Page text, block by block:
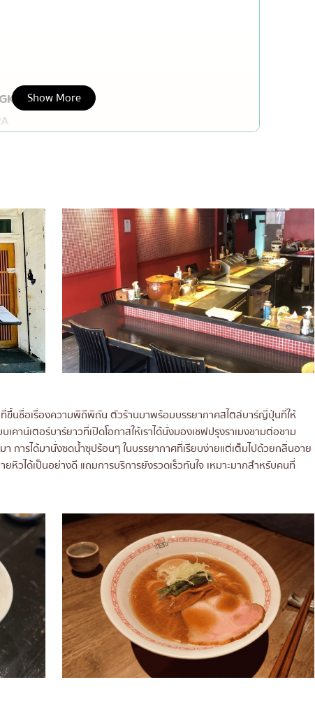
หารญี่ปุ่นสไตล์โฮมคุกกิ้ง
รส่งอาหารญี่ปุ่น
Show More
นชื่อเรื่องความพิถีพิถัน ตัวร้านมาพร้อมบรรยากาศสไตล์บาร์ญี่ปุ่นที่ให้
คาน์เตอร์บาร์ยาวที่เปิดโอกาสให้เราได้นั่งมองเชฟปรุงราเมงชามต่อชาม
การได้มานั่งซดน้ำซุปร้อนๆ ในบรรยากาศที่เรียบง่ายแต่เต็มไปด้วยกลิ่นอาย
หิวได้เป็นอย่างดี แถมการบริการยังรวดเร็วทันใจ เหมาะมากสำหรับคนที่